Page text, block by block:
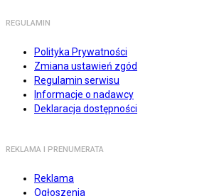
REGULAMIN
Polityka Prywatności
Zmiana ustawień zgód
Regulamin serwisu
Informacje o nadawcy
Deklaracja dostępności
REKLAMA I PRENUMERATA
Reklama
Ogłoszenia